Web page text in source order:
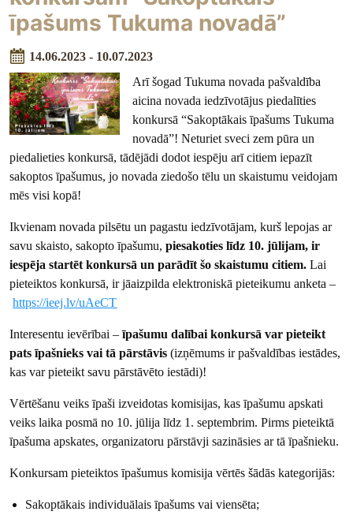
īpašums Tukuma novadā”
14.06.2023 - 10.07.2023
Arī šogad Tukuma novada pašvaldība
aicina novada iedzīvotājus piedalīties
konkursā “Sakoptākais īpašums Tukuma
novadā”! Neturiet sveci zem pūra un
piedalieties konkursā, tādējādi dodot iespēju arī citiem iepazīt
sakoptos īpašumus, jo novada ziedošo tēlu un skaistumu veidojam
mēs visi kopā!
Ikvienam novada pilsētu un pagastu iedzīvotājam, kurš lepojas ar
savu skaisto, sakopto īpašumu,piesakoties līdz 10. jūlijam, ir
iespēja startēt konkursā un parādīt šo skaistumu citiem. Lai
pieteiktos konkursā, ir jāaizpilda elektroniskā pieteikumu anketa –
https://ieej.lv/uAeCT
Interesentu ievērībai –īpašumu dalībai konkursā var pieteikt
pats īpašnieks vai tā pārstāvis (izņēmums ir pašvaldības iestādes,
kas var pieteikt savu pārstāvēto iestādi)!
Vērtēšanu veiks īpaši izveidotas komisijas, kas īpašumu apskati
veiks laika posmā no 10. jūlija līdz 1. septembrim. Pirms pieteiktā
īpašuma apskates, organizatoru pārstāvji sazināsies ar tā īpašnieku.
Konkursam pieteiktos īpašumus komisija vērtēs šādās kategorijās:
Sakoptākais individuālais īpašums vai viensēta;